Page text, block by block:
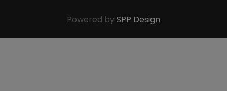
Powered bySPP Design